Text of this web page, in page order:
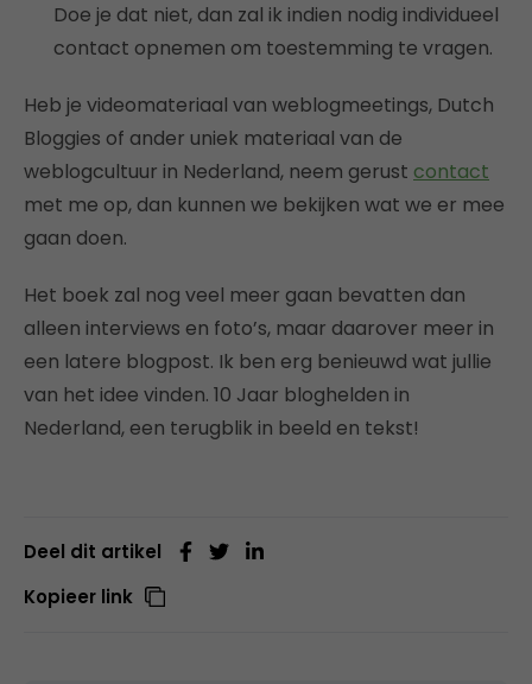
Doe je dat niet, dan zal ik indien nodig individueel
contact opnemen om toestemming te vragen.
Heb je videomateriaal van weblogmeetings, Dutch
Bloggies of ander uniek materiaal van de
weblogcultuur in Nederland, neem gerust contact
met me op, dan kunnen we bekijken wat we er mee
gaan doen.
Het boek zal nog veel meer gaan bevatten dan
alleen interviews en foto’s, maar daarover meer in
een latere blogpost. Ik ben erg benieuwd wat jullie
van het idee vinden. 10 Jaar bloghelden in
Nederland, een terugblik in beeld en tekst!
Deel dit artikel
Kopieer link